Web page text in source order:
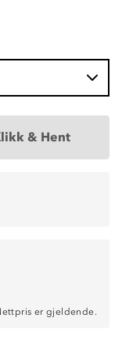
& Hent
er gjeldende.